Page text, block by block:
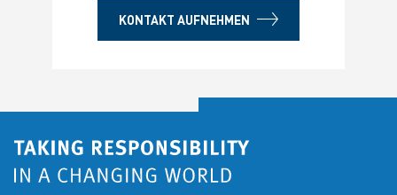
KONTAKT AUFNEHMEN